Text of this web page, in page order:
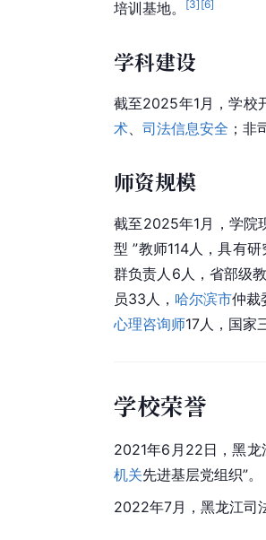
培训基地。
[3] [6]
学科建设
截至2025年1月，学校
术、 司法信息安全 ；
师资规模
截至2025年1月，学院
型 ”教师114人，具有
群负责人6人，省部级
员33人， 哈尔滨市仲裁
心理咨询师17人，国家
学校荣誉
2021年6月22日，黑龙
机关先进基层党组织”。
2022年7月，黑龙江司